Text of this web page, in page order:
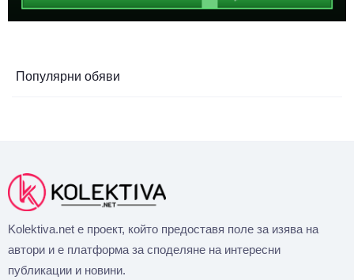
Популярни обяви
Kolektiva.net е проект, който предоставя поле за изява на
автори и е платформа за споделяне на интересни
публикации и новини.